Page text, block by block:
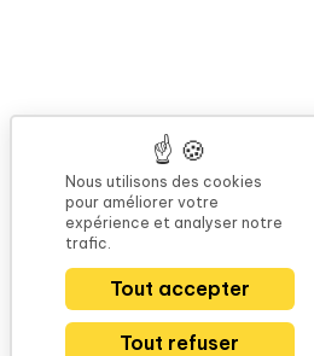
Nous utilisons des cookies
pour améliorer votre
expérience et analyser notre
trafic.
Tout accepter
Tout refuser